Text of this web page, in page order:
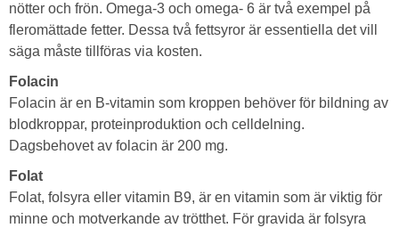
nötter och frön. Omega-3 och omega- 6 är två exempel på
fleromättade fetter. Dessa två fettsyror är essentiella det vill
säga måste tillföras via kosten.
Folacin
Folacin är en B-vitamin som kroppen behöver för bildning av
blodkroppar, proteinproduktion och celldelning.
Dagsbehovet av folacin är 200 mg.
Folat
Folat, folsyra eller vitamin B9, är en vitamin som är viktig för
minne och motverkande av trötthet. För gravida är folsyra